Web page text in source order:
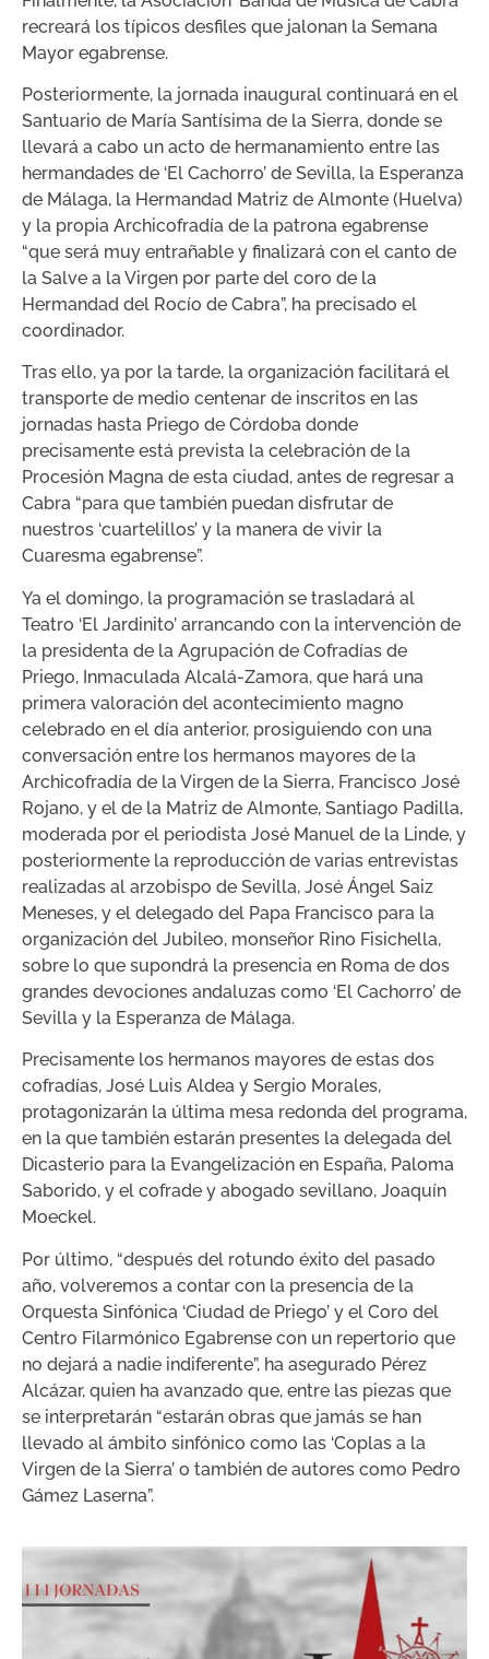
recreará los típicos desfiles que jalonan la Semana
Mayor egabrense.
Posteriormente, la jornada inaugural continuará en el
Santuario de María Santísima de la Sierra, donde se
llevará a cabo un acto de hermanamiento entre las
hermandades de ‘El Cachorro’ de Sevilla, la Esperanza
de Málaga, la Hermandad Matriz de Almonte (Huelva)
y la propia Archicofradía de la patrona egabrense
“que será muy entrañable y finalizará con el canto de
la Salve a la Virgen por parte del coro de la
Hermandad del Rocío de Cabra”, ha precisado el
coordinador.
Tras ello, ya por la tarde, la organización facilitará el
transporte de medio centenar de inscritos en las
jornadas hasta Priego de Córdoba donde
precisamente está prevista la celebración de la
Procesión Magna de esta ciudad, antes de regresar a
Cabra “para que también puedan disfrutar de
nuestros ‘cuartelillos’ y la manera de vivir la
Cuaresma egabrense”.
Ya el domingo, la programación se trasladará al
Teatro ‘El Jardinito’ arrancando con la intervención de
la presidenta de la Agrupación de Cofradías de
Priego, Inmaculada Alcalá-Zamora, que hará una
primera valoración del acontecimiento magno
celebrado en el día anterior, prosiguiendo con una
conversación entre los hermanos mayores de la
Archicofradía de la Virgen de la Sierra, Francisco José
Rojano, y el de la Matriz de Almonte, Santiago Padilla,
moderada por el periodista José Manuel de la Linde, y
posteriormente la reproducción de varias entrevistas
realizadas al arzobispo de Sevilla, José Ángel Saiz
Meneses, y el delegado del Papa Francisco para la
organización del Jubileo, monseñor Rino Fisichella,
sobre lo que supondrá la presencia en Roma de dos
grandes devociones andaluzas como ‘El Cachorro’ de
Sevilla y la Esperanza de Málaga.
Precisamente los hermanos mayores de estas dos
cofradías, José Luis Aldea y Sergio Morales,
protagonizarán la última mesa redonda del programa,
en la que también estarán presentes la delegada del
Dicasterio para la Evangelización en España, Paloma
Saborido, y el cofrade y abogado sevillano, Joaquín
Moeckel.
Por último, “después del rotundo éxito del pasado
año, volveremos a contar con la presencia de la
Orquesta Sinfónica ‘Ciudad de Priego’ y el Coro del
Centro Filarmónico Egabrense con un repertorio que
no dejará a nadie indiferente”, ha asegurado Pérez
Alcázar, quien ha avanzado que, entre las piezas que
se interpretarán “estarán obras que jamás se han
llevado al ámbito sinfónico como las ‘Coplas a la
Virgen de la Sierra’ o también de autores como Pedro
Gámez Laserna”.